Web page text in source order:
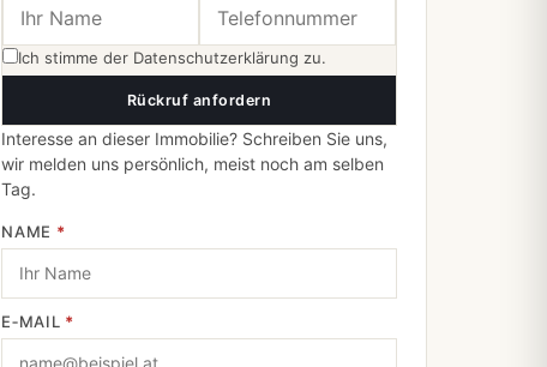
Ich stimme der Datenschutzerklärung zu.
Rückruf anfordern
Interesse an dieser Immobilie? Schreiben Sie uns,
wir melden uns persönlich, meist noch am selben
Tag.
NAME *
E‑MAIL *